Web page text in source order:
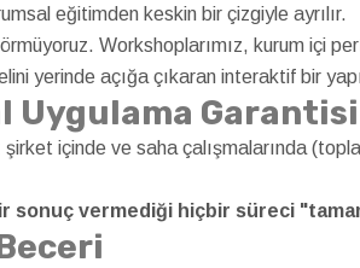
eğitimden keskin bir çizgiyle ayrılır.
Workshoplarımız, kurum içi
yerinde açığa çıkaran interaktif bir
Uygulama Garantisi
içinde ve saha çalışmalarında
vermediği hiçbir süreci